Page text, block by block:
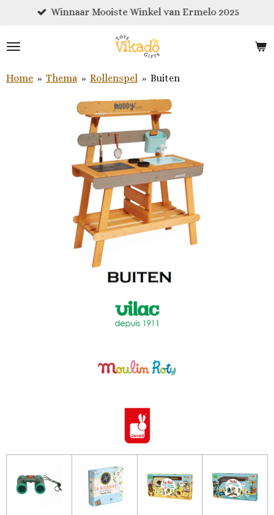
naar
hoofdinhoud
Winnaar Mooiste Winkel van Ermelo 2025
Home » Thema » Rollenspel » Buiten